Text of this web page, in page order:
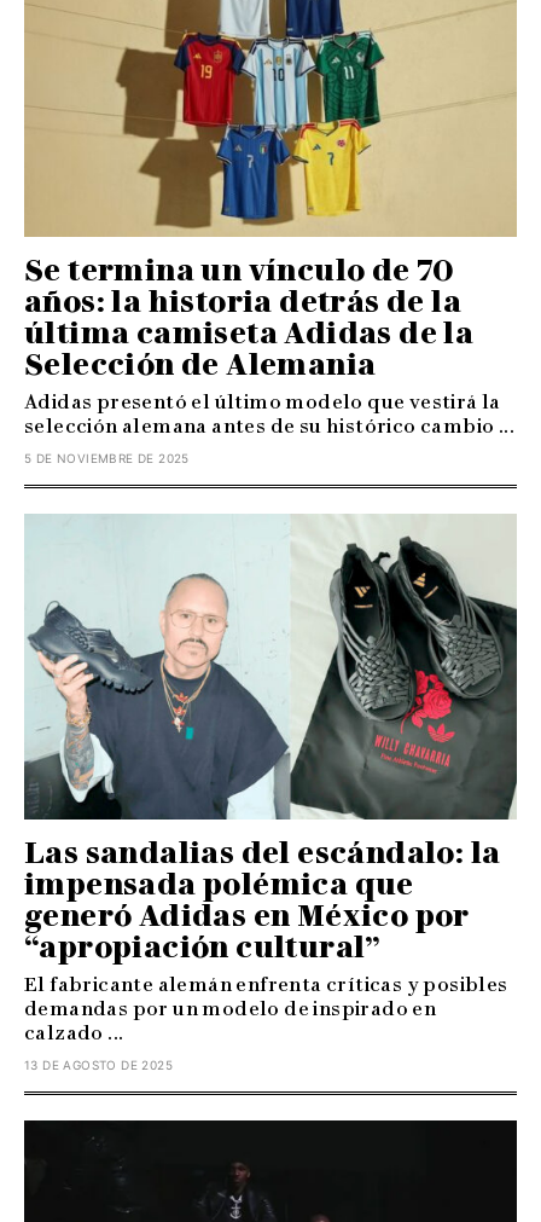
Se termina un vínculo de 70
años: la historia detrás de la
última camiseta Adidas de la
Selección de Alemania
Adidas presentó el último modelo que vestirá la
selección alemana antes de su histórico cambio ...
5 DE NOVIEMBRE DE 2025
Las sandalias del escándalo: la
impensada polémica que
generó Adidas en México por
“apropiación cultural”
El fabricante alemán enfrenta críticas y posibles
demandas por un modelo de inspirado en
calzado ...
13 DE AGOSTO DE 2025